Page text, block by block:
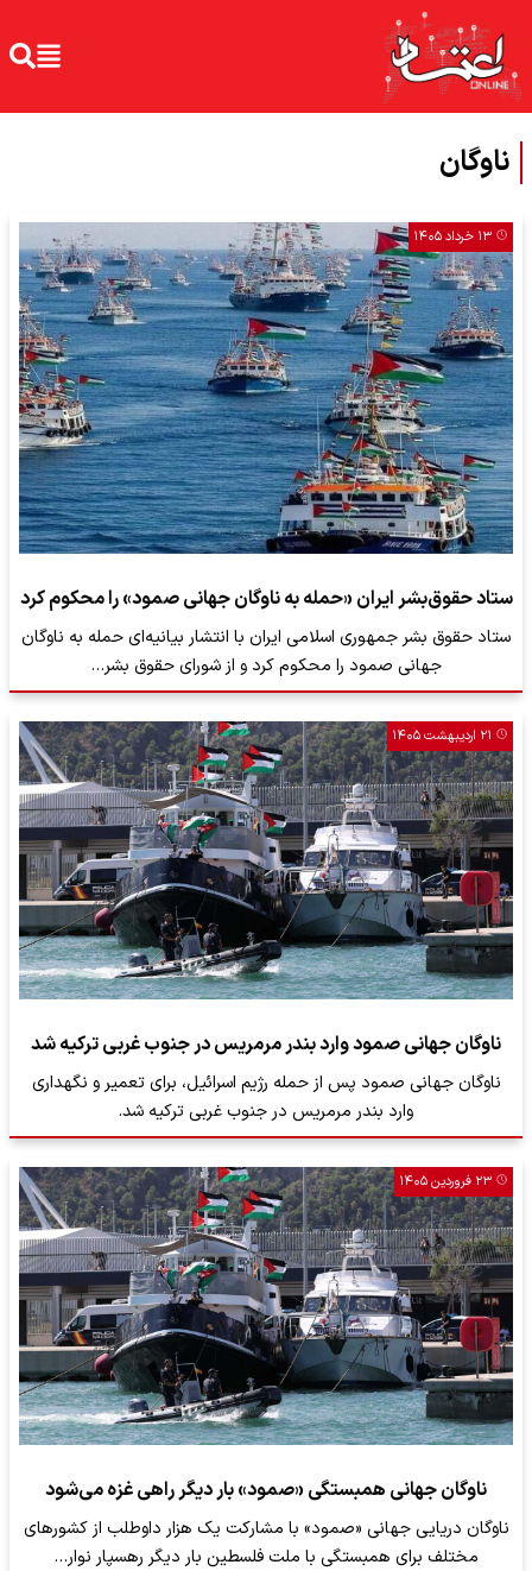
ناوگان
۱۳ خرداد ۱۴۰۵
ستاد حقوق‌بشر ایران «حمله به ناوگان جهانی صمود» را محکوم کرد
ستاد حقوق بشر جمهوری اسلامی ایران با انتشار بیانیه‌ای حمله به ناوگان
جهانی صمود را محکوم کرد و از شورای حقوق بشر…
۲۱ اردیبهشت ۱۴۰۵
ناوگان جهانی صمود وارد بندر مرمریس در جنوب غربی ترکیه شد
ناوگان جهانی صمود پس از حمله رژیم اسرائیل، برای تعمیر و نگهداری
وارد بندر مرمریس در جنوب غربی ترکیه شد.
۲۳ فروردین ۱۴۰۵
ناوگان جهانی همبستگی «صمود» بار دیگر راهی غزه می‌شود
ناوگان دریایی جهانی «صمود» با مشارکت یک هزار داوطلب از کشورهای
مختلف برای همبستگی با ملت فلسطین بار دیگر رهسپار نوار…